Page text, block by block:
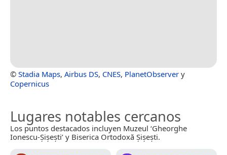
© Stadia Maps, Airbus DS, CNES, PlanetObserver y
Copernicus
Lugares notables cercanos
Los puntos destacados incluyen Muzeul ‘Gheorghe
Ionescu-Șișești’ y Biserica Ortodoxă Șișești.